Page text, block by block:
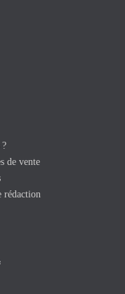
de vente
rédaction